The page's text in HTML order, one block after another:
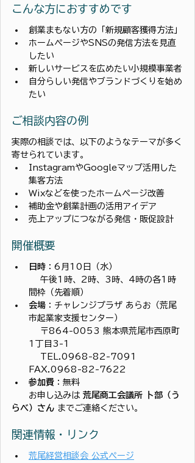
こんな方におすすめです
創業まもない方の「新規顧客獲得方法」
ホームページやSNSの発信方法を見直
したい
新しいサービスを広めたい小規模事業者
自分らしい発信やブランドづくりを始め
たい
ご相談内容の例
実際の相談では、以下のようなテーマが多く
寄せられています。
InstagramやGoogleマップ活用した
集客方法
Wixなどを使ったホームページ改善
補助金や創業計画の活用アイデア
売上アップにつながる発信・販促設計
開催概要
日時 ：6月10日（水）
間枠（先着順）
会場 ：チャレンジプラザ あらお（荒尾
市起業家支援センター）
1丁目3-1
FAX.0968-82-7622
参加費 ：無料
お申し込みは 荒尾商工会議所 卜部（う
らべ）さん までご連絡ください。
関連情報・リンク
荒尾経営相談会 公式ページ